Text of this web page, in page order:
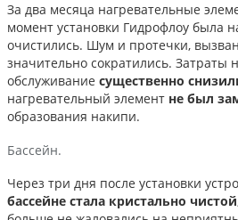
За два месяца нагревательные
момент установки Гидрофлоу была
очистились. Шум и протечки,
значительно сократились. Затраты
обслуживание существенно
нагревательный элемент не был
образования накипи.
Бассейн.
Через три дня после установки
бассейне стала кристально чистой